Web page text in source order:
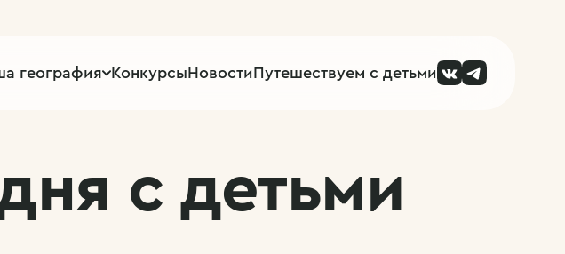
география КонкурсыНовостиПутешествуем с детьми
с детьми